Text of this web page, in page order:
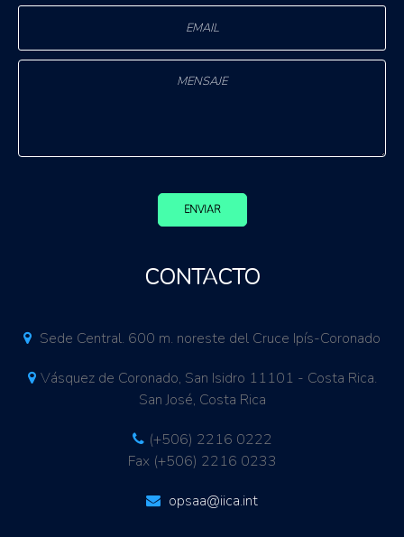
ENVIAR
CONTACTO
Sede Central. 600 m. noreste del Cruce Ipís-Coronado
Vásquez de Coronado, San Isidro 11101 - Costa Rica.
San José, Costa Rica
(+506) 2216 0222
Fax (+506) 2216 0233
opsaa@iica.int